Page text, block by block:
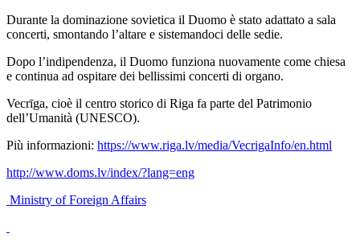
Durante la dominazione sovietica il Duomo è stato adattato a sala
concerti, smontando l’altare e sistemandoci delle sedie.
Dopo l’indipendenza, il Duomo funziona nuovamente come chiesa
e continua ad ospitare dei bellissimi concerti di organo.
Vecrīga, cioè il centro storico di Riga fa parte del Patrimonio
dell’Umanità (UNESCO).
Più informazioni: https://www.riga.lv/media/VecrigaInfo/en.html
http://www.doms.lv/index/?lang=eng
Ministry of Foreign Affairs